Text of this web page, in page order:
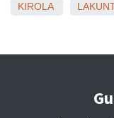
KIROLA